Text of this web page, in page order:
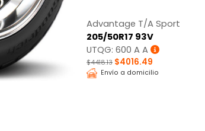
Advantage T/A Sport
205/50R17 93V
UTQG: 600 A A
$4418.13 $4016.49
Envío a domicilio